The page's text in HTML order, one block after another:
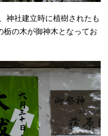
神社建立時に植樹されたも
の木が御神木となってお